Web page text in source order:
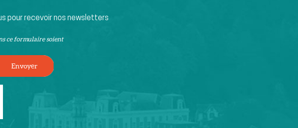
pour recevoir nos newsletters
ce formulaire soient